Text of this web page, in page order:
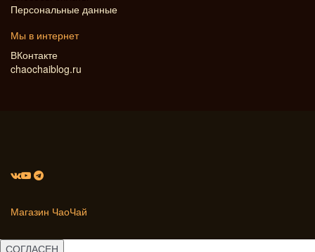
Персональные данные
Мы в интернет
ВКонтакте
chaochaiblog.ru
Магазин ЧаоЧай
СОГЛАСЕН